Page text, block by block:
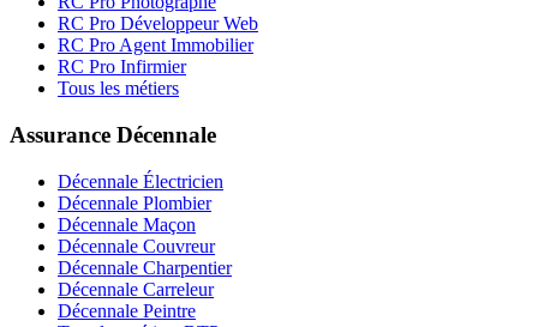
RC Pro Développeur Web
RC Pro Agent Immobilier
RC Pro Infirmier
Tous les métiers
Assurance Décennale
Décennale Électricien
Décennale Plombier
Décennale Maçon
Décennale Couvreur
Décennale Charpentier
Décennale Carreleur
Décennale Peintre